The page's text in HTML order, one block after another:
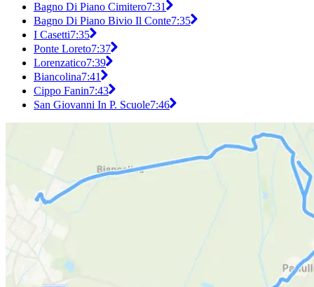
Bagno Di Piano Cimitero7:31
Bagno Di Piano Bivio Il Conte7:35
I Casetti7:35
Ponte Loreto7:37
Lorenzatico7:39
Biancolina7:41
Cippo Fanin7:43
San Giovanni In P. Scuole7:46